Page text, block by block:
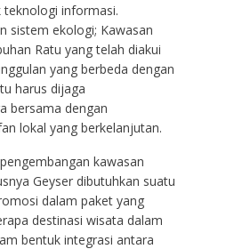
teknologi informasi.
sistem ekologi; Kawasan
Ratu yang telah diakui
yang berbeda dengan
harus dijaga
bersama dengan
lokal yang berkelanjutan.
kawasan
Geyser dibutuhkan suatu
dalam paket yang
destinasi wisata dalam
bentuk integrasi antara